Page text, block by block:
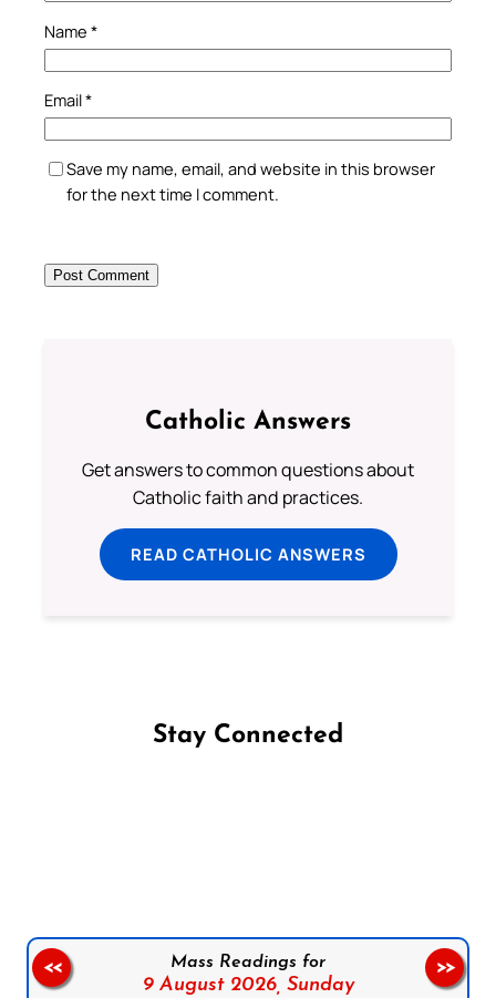
Name *
Email*
Save my name, email, and website in this browser
for the next time I comment.
Catholic Answers
Get answers to common questions about
Catholic faith and practices.
READ CATHOLIC ANSWERS
Stay Connected
Mass Readings for
9 August 2026, Sunday
<< >>